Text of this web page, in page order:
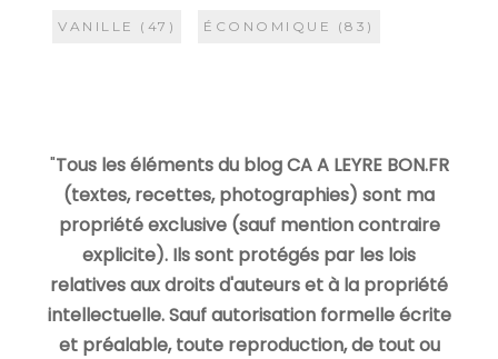
VANILLE (47) ÉCONOMIQUE (83)
"Tous les éléments du blog CA A LEYRE BON.FR
(textes, recettes, photographies) sont ma
propriété exclusive (sauf mention contraire
explicite). Ils sont protégés par les lois
relatives aux droits d'auteurs et à la propriété
intellectuelle. Sauf autorisation formelle écrite
et préalable, toute reproduction, de tout ou